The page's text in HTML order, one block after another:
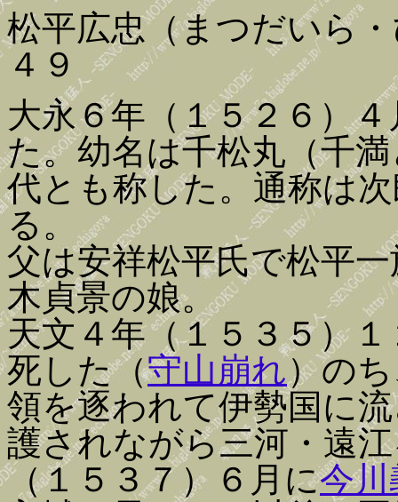
松平広忠（まつだいら
４９
大永６年（１５２６）
た。幼名は千松丸（千
代とも称した。通称は
る。
父は安祥松平氏で松平
木貞景の娘。
天文４年（１５３５）
死した（守山崩れ）の
領を逐われて伊勢国に
護されながら三河・遠
（１５３７）６月に今川